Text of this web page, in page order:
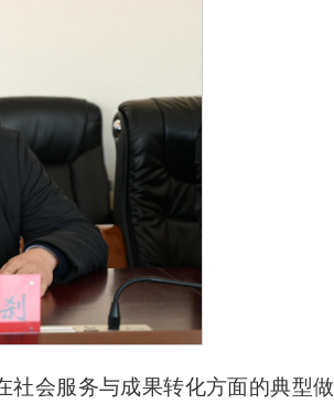
社会服务与成果转化方面的典型做